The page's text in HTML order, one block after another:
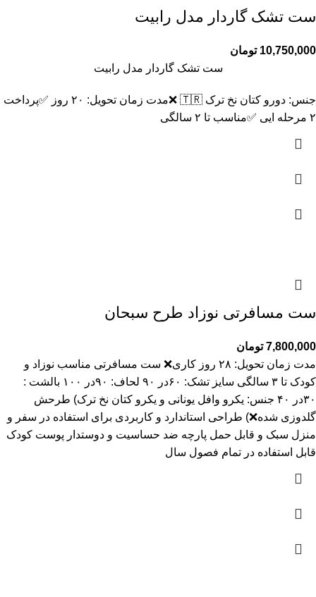
ست تشک گاردار مدل رابیت
10,750,000 تومان
ست تشک گاردار مدل رابیت
جنس: دورو کتان نخ ترک 🇹🇷 ❌️مدت زمان تحویل: ۲۰ روز ✅️پرداخت
۲ مرحله ایی ✅️مناسب تا ۲ سالگی
ست مسافرتی نوزاد طرح سبحان
7,800,000 تومان
مدت زمان تحويل: ۲۸ روز کاری❌️ ست مسافرتی مناسب نوزاد و
کودک تا ۳ سالگی سایز تشک: ۶۰در ۹۰ لحاف: ۹۰در ۱۰۰ بالشت :
۳۰در ۴۰ جنس: یکرو وافل یونانی و یکرو کتان نخ ترک) طرحش
گلدوزی شده❌️) طراحی استاندارد و کاربردی برای استفاده در سفر و
منزل سبک و قابل حمل پارچه ضد حساسیت و دوستدار پوست کودک
قابل استفاده در تمام فصول سال